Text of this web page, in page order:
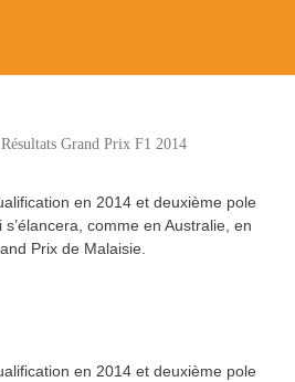
Résultats Grand Prix F1 2014
en 2014 et deuxième pole
comme en Australie, en
Prix de Malaisie.
en 2014 et deuxième pole